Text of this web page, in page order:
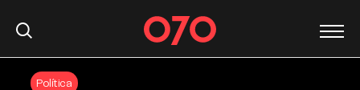
Política